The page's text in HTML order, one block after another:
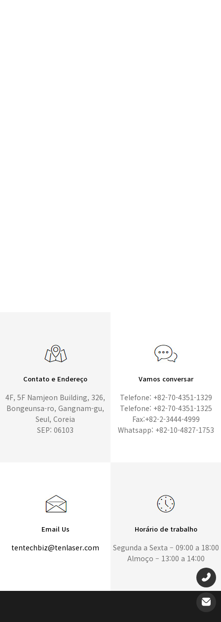
Contato e Endereço
4F, 5F Namjeon Building, 326,
Bongeunsa-ro, Gangnam-gu,
Seul, Coreia
SEP: 06103
Vamos conversar
Telefone: +82-70-4351-1329
Telefone: +82-70-4351-1325
Fax:+82-2-3444-4999
Whatsapp: +82-10-4827-1753
Email Us
tentechbiz@tenlaser.com
Horário de trabalho
Segunda a Sexta – 09:00 a 18:00
Almoço – 13:00 a 14:00